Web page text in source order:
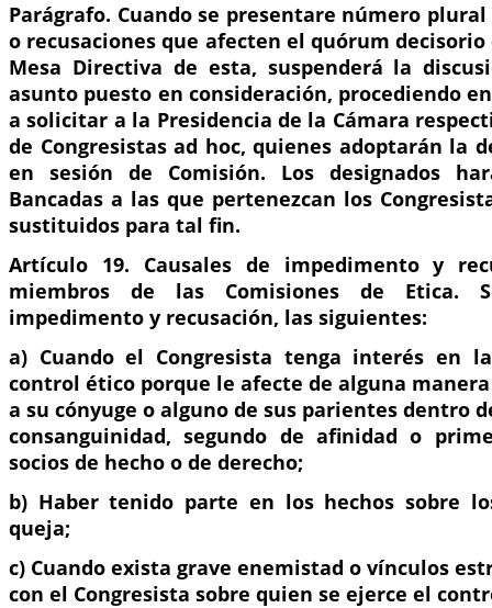
Parágrafo. Cuando se presentare número
o recusaciones que afecten el quórum
Mesa Directiva de esta, suspenderá la
asunto puesto en consideración, procediendo
a solicitar a la Presidencia de la Cámara
de Congresistas ad hoc, quienes adoptarán la
en sesión de Comisión. Los designados
Bancadas a las que pertenezcan los
sustituidos para tal fin.
Artículo 19. Causales de impedimento y
miembros de las Comisiones de Etica.
impedimento y recusación, las siguientes:
a) Cuando el Congresista tenga interés en
control ético porque le afecte de alguna
a su cónyuge o alguno de sus parientes dentro
consanguinidad, segundo de afinidad o
socios de hecho o de derecho;
b) Haber tenido parte en los hechos sobre
queja;
c) Cuando exista grave enemistad o vínculos
con el Congresista sobre quien se ejerce el